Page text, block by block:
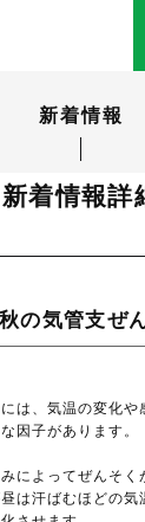
新着情報
新着情報詳
の気管支ぜ
は、気温の変化や
因子があります。
によってぜんそく
は汗ばむほどの気